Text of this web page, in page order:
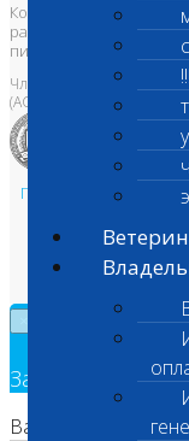
Копирование,
размещенных на сайте
письменного
Член Национальной
(АСРО НВП)
Политика в области
Заявка на
Ваш номер